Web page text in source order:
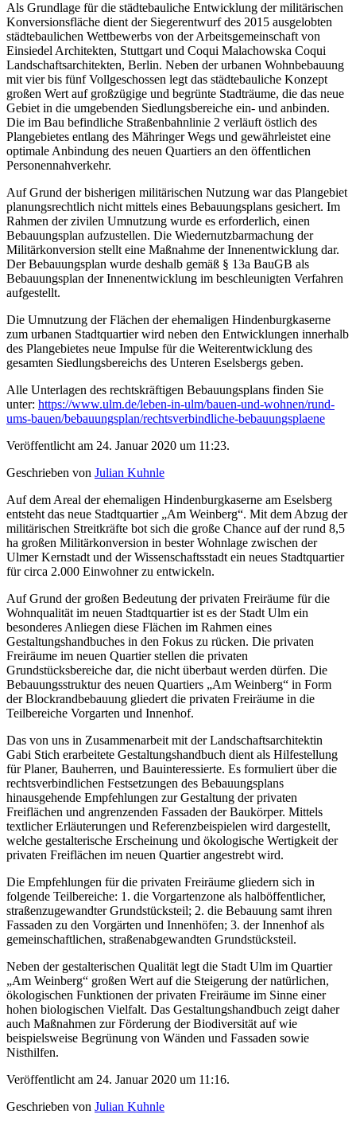
Als Grundlage für die städtebauliche Entwicklung der militärischen
Konversionsfläche dient der Siegerentwurf des 2015 ausgelobten
städtebaulichen Wettbewerbs von der Arbeitsgemeinschaft von
Einsiedel Architekten, Stuttgart und Coqui Malachowska Coqui
Landschaftsarchitekten, Berlin. Neben der urbanen Wohnbebauung
mit vier bis fünf Vollgeschossen legt das städtebauliche Konzept
großen Wert auf großzügige und begrünte Stadträume, die das neue
Gebiet in die umgebenden Siedlungsbereiche ein- und anbinden.
Die im Bau befindliche Straßenbahnlinie 2 verläuft östlich des
Plangebietes entlang des Mähringer Wegs und gewährleistet eine
optimale Anbindung des neuen Quartiers an den öffentlichen
Personennahverkehr.
Auf Grund der bisherigen militärischen Nutzung war das Plangebiet
planungsrechtlich nicht mittels eines Bebauungsplans gesichert. Im
Rahmen der zivilen Umnutzung wurde es erforderlich, einen
Bebauungsplan aufzustellen. Die Wiedernutzbarmachung der
Militärkonversion stellt eine Maßnahme der Innenentwicklung dar.
Der Bebauungsplan wurde deshalb gemäß § 13a BauGB als
Bebauungsplan der Innenentwicklung im beschleunigten Verfahren
aufgestellt.
Die Umnutzung der Flächen der ehemaligen Hindenburgkaserne
zum urbanen Stadtquartier wird neben den Entwicklungen innerhalb
des Plangebietes neue Impulse für die Weiterentwicklung des
gesamten Siedlungsbereichs des Unteren Eselsbergs geben.
Alle Unterlagen des rechtskräftigen Bebauungsplans finden Sie
unter: https://www.ulm.de/leben-in-ulm/bauen-und-wohnen/rund-
ums-bauen/bebauungsplan/rechtsverbindliche-bebauungsplaene
Veröffentlicht am 24. Januar 2020 um 11:23.
Geschrieben von Julian Kuhnle
Auf dem Areal der ehemaligen Hindenburgkaserne am Eselsberg
entsteht das neue Stadtquartier „Am Weinberg“. Mit dem Abzug der
militärischen Streitkräfte bot sich die große Chance auf der rund 8,5
ha großen Militärkonversion in bester Wohnlage zwischen der
Ulmer Kernstadt und der Wissenschaftsstadt ein neues Stadtquartier
für circa 2.000 Einwohner zu entwickeln.
Auf Grund der großen Bedeutung der privaten Freiräume für die
Wohnqualität im neuen Stadtquartier ist es der Stadt Ulm ein
besonderes Anliegen diese Flächen im Rahmen eines
Gestaltungshandbuches in den Fokus zu rücken. Die privaten
Freiräume im neuen Quartier stellen die privaten
Grundstücksbereiche dar, die nicht überbaut werden dürfen. Die
Bebauungsstruktur des neuen Quartiers „Am Weinberg“ in Form
der Blockrandbebauung gliedert die privaten Freiräume in die
Teilbereiche Vorgarten und Innenhof.
Das von uns in Zusammenarbeit mit der Landschaftsarchitektin
Gabi Stich erarbeitete Gestaltungshandbuch dient als Hilfestellung
für Planer, Bauherren, und Bauinteressierte. Es formuliert über die
rechtsverbindlichen Festsetzungen des Bebauungsplans
hinausgehende Empfehlungen zur Gestaltung der privaten
Freiflächen und angrenzenden Fassaden der Baukörper. Mittels
textlicher Erläuterungen und Referenzbeispielen wird dargestellt,
welche gestalterische Erscheinung und ökologische Wertigkeit der
privaten Freiflächen im neuen Quartier angestrebt wird.
Die Empfehlungen für die privaten Freiräume gliedern sich in
folgende Teilbereiche: 1. die Vorgartenzone als halböffentlicher,
straßenzugewandter Grundstücksteil; 2. die Bebauung samt ihren
Fassaden zu den Vorgärten und Innenhöfen; 3. der Innenhof als
gemeinschaftlichen, straßenabgewandten Grundstücksteil.
Neben der gestalterischen Qualität legt die Stadt Ulm im Quartier
„Am Weinberg“ großen Wert auf die Steigerung der natürlichen,
ökologischen Funktionen der privaten Freiräume im Sinne einer
hohen biologischen Vielfalt. Das Gestaltungshandbuch zeigt daher
auch Maßnahmen zur Förderung der Biodiversität auf wie
beispielsweise Begrünung von Wänden und Fassaden sowie
Nisthilfen.
Veröffentlicht am 24. Januar 2020 um 11:16.
Geschrieben von Julian Kuhnle